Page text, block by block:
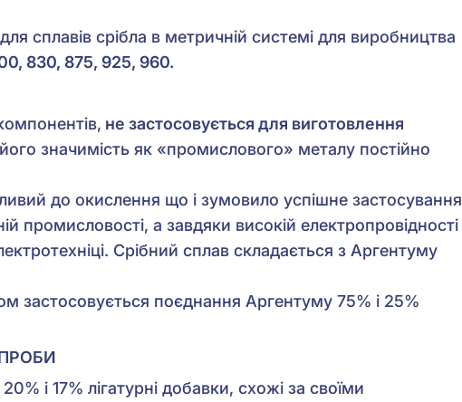
сплавів срібла в метричній системі для виробництва
830, 875, 925, 960.
не застосовується для виготовлення
значимість як «промислового» металу постійно
до окислення що і зумовило успішне застосування
промисловості, а завдяки високій електропровідності
Срібний сплав складається з Аргентуму
застосовується поєднання Аргентуму 75% і 25%
ПРОБИ
і 17% лігатурні добавки, схожі за своїми